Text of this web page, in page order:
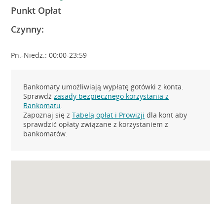
Punkt Opłat
Czynny:
Pn.-Niedz.: 00:00-23:59
Bankomaty umożliwiają wypłatę gotówki z konta.
Sprawdźzasady bezpiecznego korzystania z
Bankomatu.
Zapoznaj się zTabelą opłat i Prowizji dla kont aby
sprawdzić opłaty związane z korzystaniem z
bankomatów.